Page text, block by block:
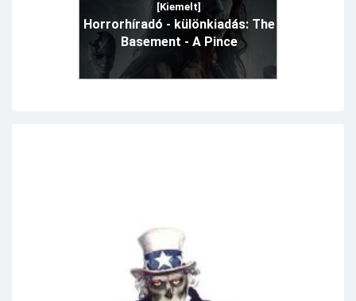
[Kiemelt]
Horrorhíradó - különkiadás: The
Basement - A Pince